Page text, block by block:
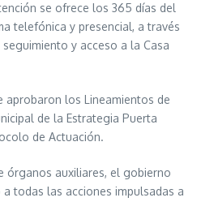
se ofrece los 365 días del
telefónica y presencial, a través
y acceso a la Casa
aprobaron los Lineamientos de
de la Estrategia Puerta
de Actuación.
órganos auxiliares, el gobierno
todas las acciones impulsadas a